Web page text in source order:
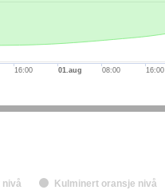
nivå Kulminert oransje nivå
16:00 01.aug 08:00 16:00